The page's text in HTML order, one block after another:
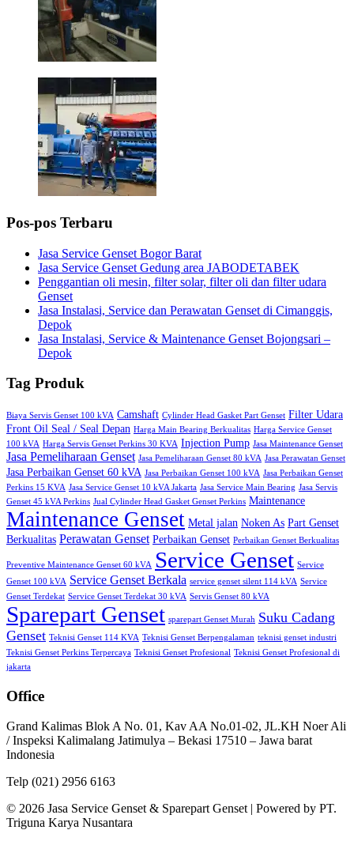
Pos-pos Terbaru
Jasa Service Genset Bogor Barat
Jasa Service Genset Gedung area JABODETABEK
Penggantian oli mesin, filter solar, filter oli dan filter udara
Genset
Jasa Instalasi, Service dan Perawatan Genset di Cimanggis,
Depok
Jasa Instalasi, Service & Maintenance Genset Bojongsari –
Depok
Tag Produk
Biaya Servis Genset 100 kVA Camshaft Cylinder Head Gasket Part Genset Filter Udara
Front Oil Seal / Seal Depan Harga Main Bearing Berkualitas Harga Service Genset
100 kVA Harga Servis Genset Perkins 30 KVA Injection Pump Jasa Maintenance Genset
Jasa Pemeliharaan Genset Jasa Pemeliharaan Genset 80 kVA Jasa Perawatan Genset
Jasa Perbaikan Genset 60 kVA Jasa Perbaikan Genset 100 kVA Jasa Perbaikan Genset
Perkins 15 KVA Jasa Service Genset 10 kVA Jakarta Jasa Service Main Bearing Jasa Servis
Genset 45 kVA Perkins Jual Cylinder Head Gasket Genset Perkins Maintenance
Maintenance Genset Metal jalan Noken As Part Genset
Berkualitas Perawatan Genset Perbaikan Genset Perbaikan Genset Berkualitas
Preventive Maintenance Genset 60 kVA Service Genset Service
Genset 100 kVA Service Genset Berkala service genset silent 114 kVA Service
Genset Terdekat Service Genset Terdekat 30 kVA Servis Genset 80 kVA
Sparepart Genset sparepart Genset Murah Suku Cadang
Genset Teknisi Genset 114 KVA Teknisi Genset Berpengalaman teknisi genset industri
Teknisi Genset Perkins Terpercaya Teknisi Genset Profesional Teknisi Genset Profesional di
jakarta
Office
Grand Kalimas Blok A No. 01, Kav AA No.01-02, JL.KH Noer Ali
/ Inspeksi Kalimalang Jatimulya – Bekasi 17510 – Jawa barat
Indonesia
Telp (021) 2956 6163
© 2026 Jasa Service Genset & Sparepart Genset | Powered by PT.
Triguna Karya Nusantara